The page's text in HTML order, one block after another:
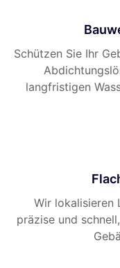
Schützen Sie Ihr
langfristigen
Wir lokalisieren
präzise und